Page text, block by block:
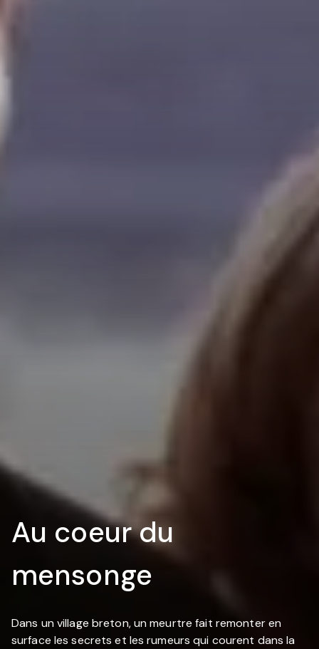
Au coeur du
mensonge
Dans un village breton, un meurtre fait remonter en
surface les secrets et les rumeurs qui courent dans la